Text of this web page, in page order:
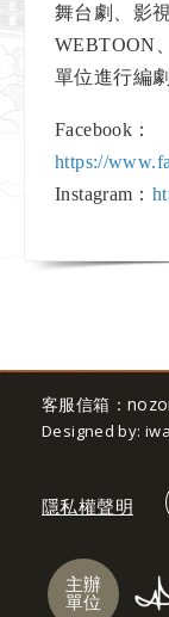
舞台劇、影
WEBTOON
單位進行編
Facebook：
https://
Instagram：
客服信箱：
Designed by:
隱私權聲明
主辦
單位